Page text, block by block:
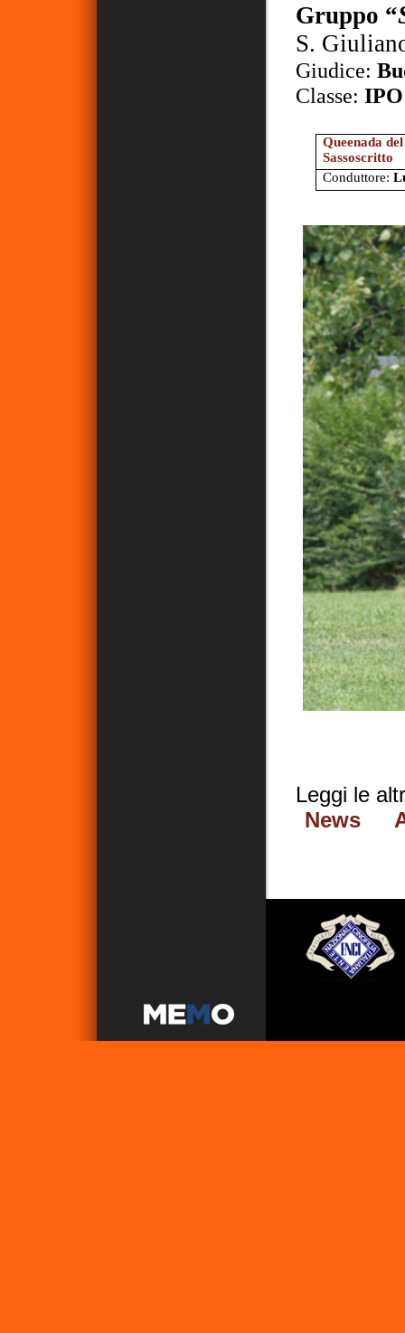
Gruppo “
S.
Giudice:
Classe:
Queenada del
Sassoscritto
Conduttore:
Leggi le
News